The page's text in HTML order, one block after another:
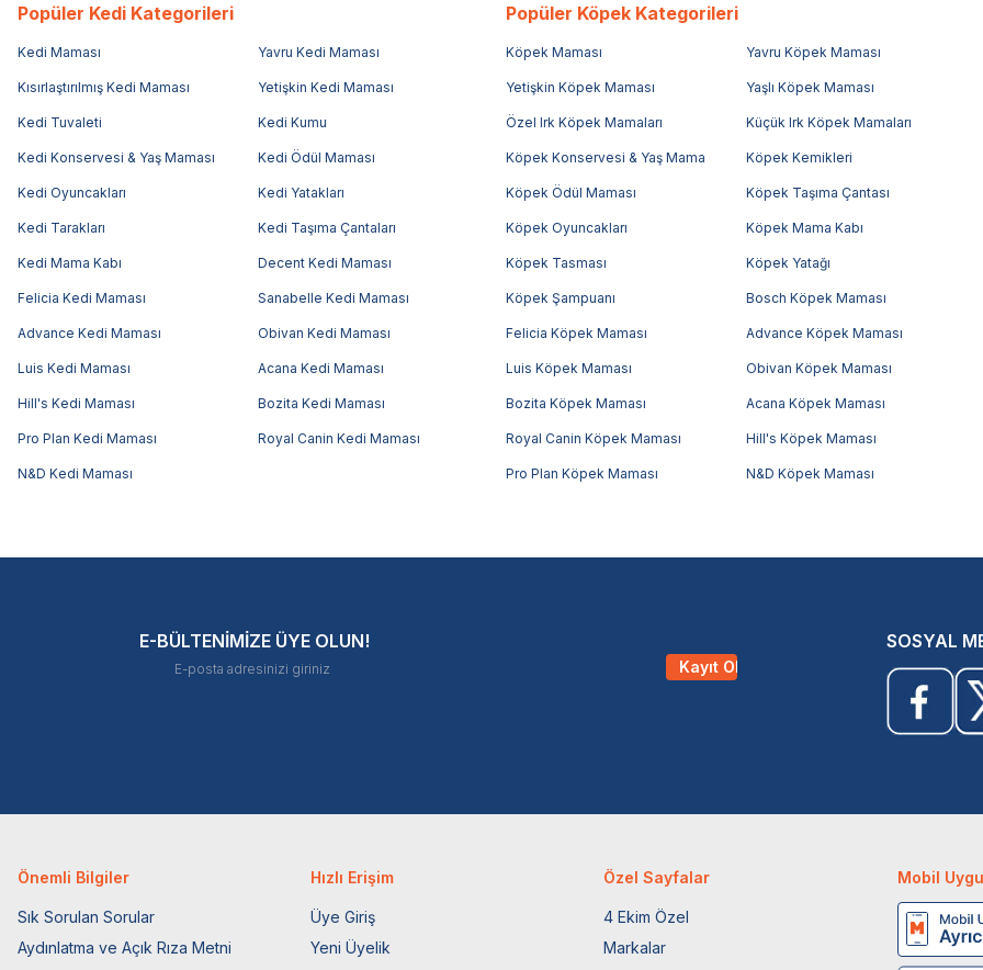
Popüler Kedi Kategorileri
Kedi Maması Yavru Kedi Maması
Kısırlaştırılmış Kedi Maması Yetişkin Kedi Maması
Kedi Tuvaleti Kedi Kumu
Kedi Konservesi & Yaş Maması Kedi Ödül Maması
Kedi Oyuncakları Kedi Yatakları
Kedi Tarakları Kedi Taşıma Çantaları
Kedi Mama Kabı Decent Kedi Maması
Felicia Kedi Maması Sanabelle Kedi Maması
Advance Kedi Maması Obivan Kedi Maması
Luis Kedi Maması Acana Kedi Maması
Hill's Kedi Maması Bozita Kedi Maması
Pro Plan Kedi Maması Royal Canin Kedi Maması
N&D Kedi Maması
Popüler Köpek Kategorileri
Köpek Maması Yavru Köpek Maması
Yetişkin Köpek Maması Yaşlı Köpek Maması
Özel Irk Köpek Mamaları Küçük Irk Köpek Mamaları
Köpek Konservesi & Yaş Mama Köpek Kemikleri
Köpek Ödül Maması Köpek Taşıma Çantası
Köpek Oyuncakları Köpek Mama Kabı
Köpek Tasması Köpek Yatağı
Köpek Şampuanı Bosch Köpek Maması
Felicia Köpek Maması Advance Köpek Maması
Luis Köpek Maması Obivan Köpek Maması
Bozita Köpek Maması Acana Köpek Maması
Royal Canin Köpek Maması Hill's Köpek Maması
Pro Plan Köpek Maması N&D Köpek Maması
E-BÜLTENİMİZE ÜYE OLUN!
Kayıt Ol
SOSYAL
Önemli Bilgiler
Sık Sorulan Sorular
Aydınlatma ve Açık Rıza Metni
Hızlı Erişim
Üye Giriş
Yeni Üyelik
Özel Sayfalar
4 Ekim Özel
Markalar
Mobil